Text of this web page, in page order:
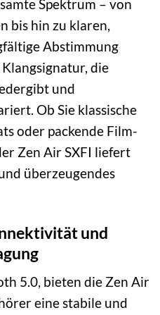
Spektrum – von
bis hin zu klaren,
Abstimmung
die
und
Ob Sie klassische
oder packende Film-
Zen Air SXFI liefert
überzeugendes
und
5.0, bieten die Zen Air
eine stabile und